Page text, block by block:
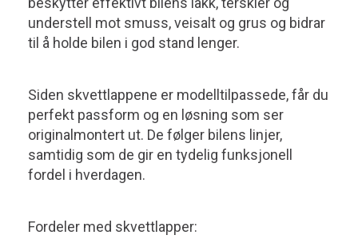
understell mot smuss, veisalt og grus og bidrar
til å holde bilen i god stand lenger.
Siden skvettlappene er modelltilpassede, får du
perfekt passform og en løsning som ser
originalmontert ut. De følger bilens linjer,
samtidig som de gir en tydelig funksjonell
fordel i hverdagen.
Fordeler med skvettlapper: